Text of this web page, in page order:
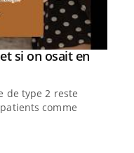
si on osait en
de type 2 reste
comme